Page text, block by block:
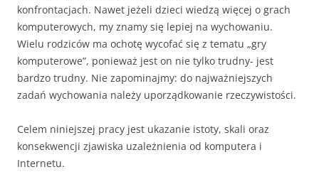
konfrontacjach. Nawet jeżeli dzieci wiedzą więcej o grach
komputerowych, my znamy się lepiej na wychowaniu.
Wielu rodziców ma ochotę wycofać się z tematu „gry
komputerowe”, ponieważ jest on nie tylko trudny- jest
bardzo trudny. Nie zapominajmy: do najważniejszych
zadań wychowania należy uporządkowanie rzeczywistości.
Celem niniejszej pracy jest ukazanie istoty, skali oraz
konsekwencji zjawiska uzależnienia od komputera i
Internetu.